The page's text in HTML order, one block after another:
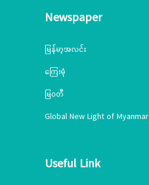
Newspaper
မြန်မာ့အလင်း
ကြေးမုံ
မြဝတီ
Global New Light of Myanmar
Useful Link